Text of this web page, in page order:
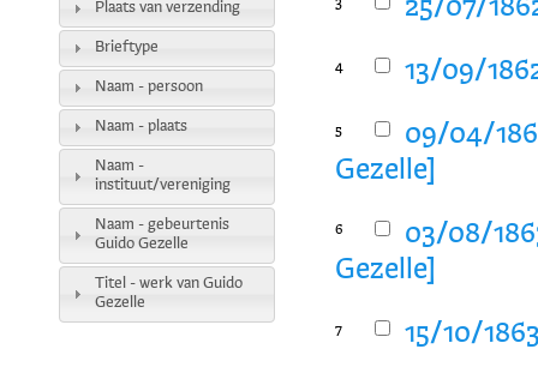
3 25/07/
4 13/09/
5
09/04/
Gezelle]
6
03/08/
Gezelle]
7 15/10/
Plaats van verzending
Brieftype
Naam - persoon
Naam - plaats
Naam -
instituut/vereniging
Naam - gebeurtenis
Guido Gezelle
Titel - werk van Guido
Gezelle